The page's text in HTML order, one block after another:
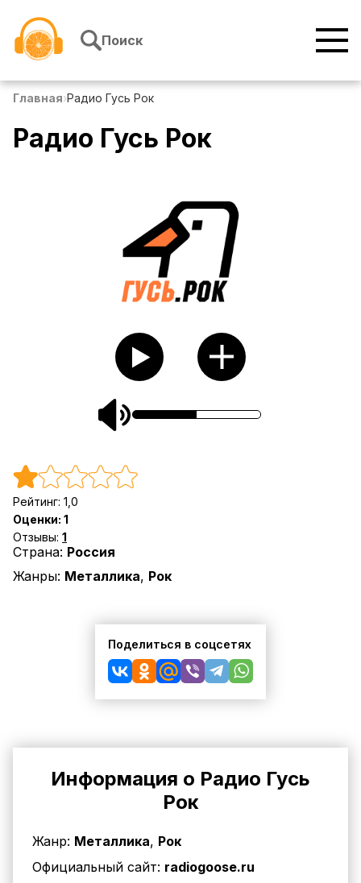
Поиск
Главная›Радио Гусь Рок
Радио Гусь Рок
Рейтинг: 1,0
Оценки: 1
Отзывы: 1
Страна: Россия
Жанры: Металлика, Рок
Поделиться в соцсетях
Информация о Радио Гусь
Рок
Жанр: Металлика, Рок
Официальный сайт: radiogoose.ru